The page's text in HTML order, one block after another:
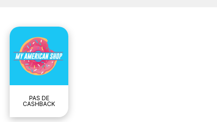
PAS DE
CASHBACK